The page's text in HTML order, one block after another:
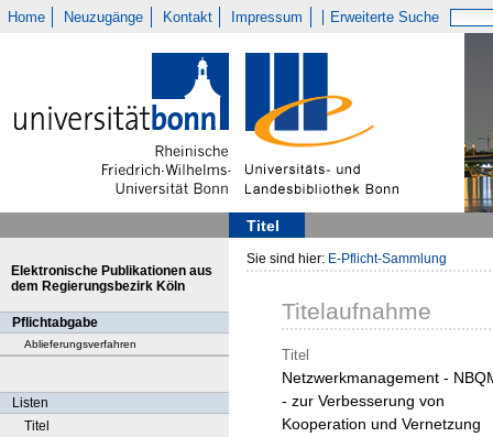
Home Neuzugänge Kontakt Impressum Erweiterte Suche
Titel
Elektronische Publikationen aus
dem Regierungsbezirk Köln
Pflichtabgabe
Ablieferungsverfahren
Listen
Titel
Sie sind hier: E-Pflicht-Sammlung
Titelaufnahme
Titel
Netzwerkmanagement -
- zur Verbesserung von
Kooperation und Vernetzung